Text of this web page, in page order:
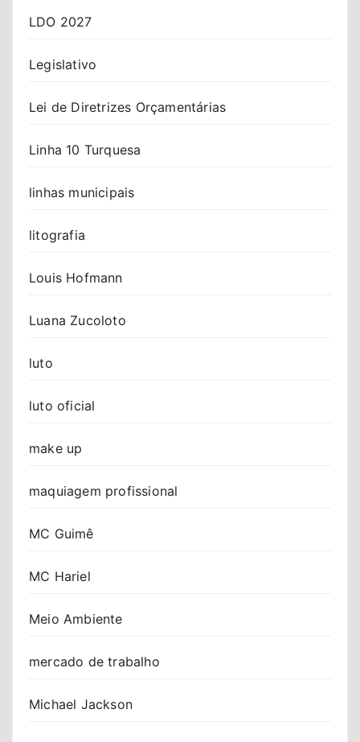
LDO 2027
Legislativo
Lei de Diretrizes Orçamentárias
Linha 10 Turquesa
linhas municipais
litografia
Louis Hofmann
Luana Zucoloto
luto
luto oficial
make up
maquiagem profissional
MC Guimê
MC Hariel
Meio Ambiente
mercado de trabalho
Michael Jackson